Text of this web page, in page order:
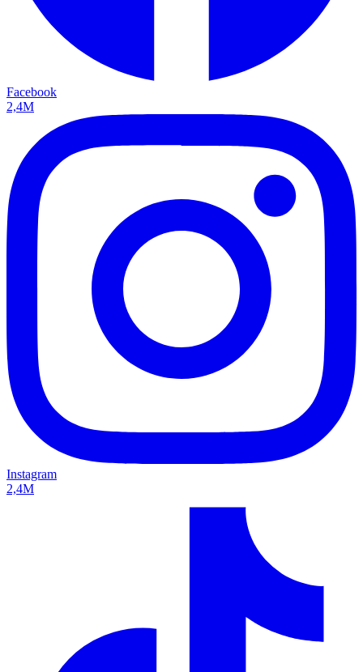
Facebook
2,4M
Instagram
2,4M